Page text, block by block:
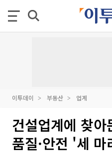
이투데이 부동산 업계
건설업계에 찾
품질·안전 '세